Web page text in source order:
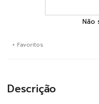
Não
+ Favoritos
Descrição